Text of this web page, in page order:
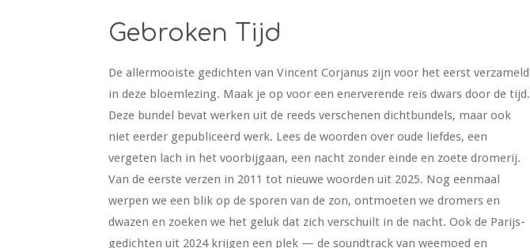
Gebroken Tijd
De allermooiste gedichten van Vincent Corjanus zijn voor het eerst verzameld
in deze bloemlezing. Maak je op voor een enerverende reis dwars door de tijd.
Deze bundel bevat werken uit de reeds verschenen dichtbundels, maar ook
niet eerder gepubliceerd werk. Lees de woorden over oude liefdes, een
vergeten lach in het voorbijgaan, een nacht zonder einde en zoete dromerij.
Van de eerste verzen in 2011 tot nieuwe woorden uit 2025. Nog eenmaal
werpen we een blik op de sporen van de zon, ontmoeten we dromers en
dwazen en zoeken we het geluk dat zich verschuilt in de nacht. Ook de Parijs-
gedichten uit 2024 krijgen een plek — de soundtrack van weemoed en